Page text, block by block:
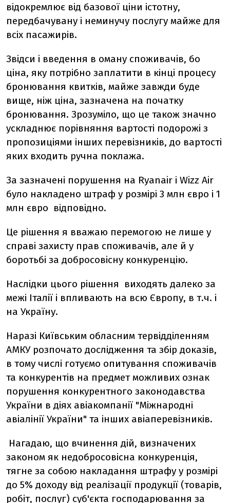
відокремлює від базової ціни істотну,
передбачувану і неминучу послугу майже для
всіх пасажирів.
Звідси і введення в оману споживачів, бо
ціна, яку потрібно заплатити в кінці процесу
бронювання квитків, майже завжди буде
вище, ніж ціна, зазначена на початку
бронювання. Зрозуміло, що це також значно
ускладнює порівняння вартості подорожі з
пропозиціями інших перевізників, до вартості
яких входить ручна поклажа.
За зазначені порушення на Ryanair і Wizz Air
було накладено штраф у розмірі 3 млн євро і 1
млн євро відповідно.
Це рішення я вважаю перемогою не лише у
справі захисту прав споживачів, але й у
боротьбі за добросовісну конкуренцію.
Наслідки цього рішення виходять далеко за
межі Італії і впливають на всю Європу, в т.ч. і
на Україну.
Наразі Київським обласним тервідділенням
АМКУ розпочато дослідження та збір доказів,
в тому числі готуємо опитування споживачів
та конкурентів на предмет можливих ознак
порушення конкурентного законодавства
України в діях авіакомпанії "Міжнародні
авіалінії України" та інших авіаперевізників.
Нагадаю, що вчинення дій, визначених
законом як недобросовісна конкуренція,
тягне за собою накладання штрафу у розмірі
до 5% доходу від реалізації продукції (товарів,
робіт, послуг) суб'єкта господарювання за